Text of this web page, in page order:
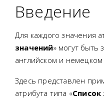
Введение
Для каждого значения
значений» могут быть
английском и немецком
Здесь представлен
атрибута типа «Список